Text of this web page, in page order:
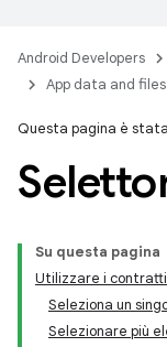
Android Developers
App data and files
Questa pagina è
Su questa pagina
Utilizzare i
Seleziona un
Selezionare più